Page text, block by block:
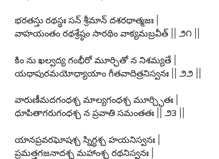
భరతస్తు రథస్థః సన్ శ్రీమాన్ దశరథాత్మజః |
వాహయంతం రథశ్రేష్ఠం సారథిం వాక్యమబ్రవీత్ || ౨౧ ||
కిం ను ఖల్వద్య గంభీరో మూర్ఛితో న నిశమ్యతే |
యథాపురమయోధ్యాయాం గీతవాదిత్రనిస్వనః || ౨౨ ||
వారుణీమదగంధశ్చ మాల్యగంధశ్చ మూర్చ్ఛితః |
ధూపితాగరుగంధశ్చ న ప్రవాతి సమంతతః || ౨౩ ||
యానప్రవరఘోషశ్చ స్నిగ్ధశ్చ హయనిస్వనః |
ప్రమత్తగజనాదశ్చ మహాంశ్చ రథనిస్వనః |